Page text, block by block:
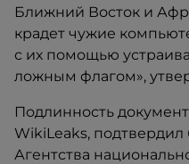
Ближний Восток и
крадет чужие
с их помощью
ложным флагом»,
Подлинность
WikiLeaks,
Агентства